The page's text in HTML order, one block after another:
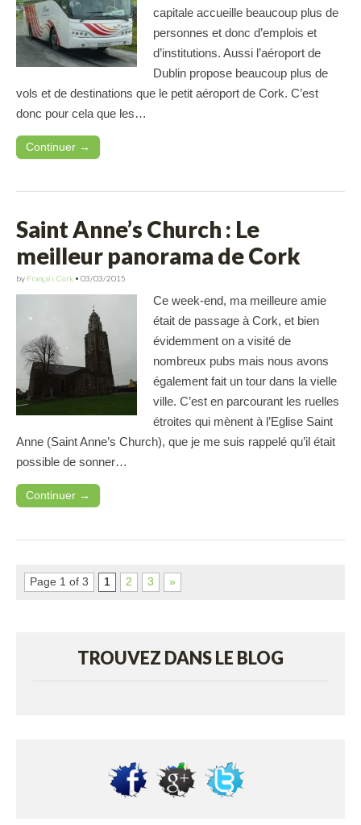
capitale accueille beaucoup plus de
personnes et donc d’emplois et
d’institutions. Aussi l’aéroport de
Dublin propose beaucoup plus de
vols et de destinations que le petit aéroport de Cork. C’est
donc pour cela que les…
Continuer →
Saint Anne’s Church : Le
meilleur panorama de Cork
by Français Cork • 03/03/2015
Ce week-end, ma meilleure amie
était de passage à Cork, et bien
évidemment on a visité de
nombreux pubs mais nous avons
également fait un tour dans la vielle
ville. C’est en parcourant les ruelles
étroites qui mènent à l’Eglise Saint
Anne (Saint Anne’s Church), que je me suis rappelé qu’il était
possible de sonner…
Continuer →
Page 1 of 3 1 2 3 »
TROUVEZ DANS LE BLOG